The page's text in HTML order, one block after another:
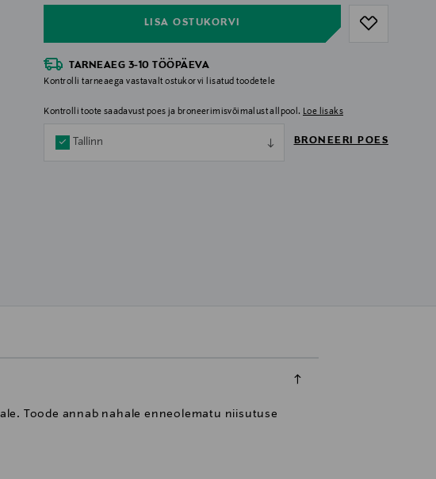
LISA OSTUKORVI
TARNEAEG 3-10 TÖÖPÄEVA
Kontrolli tarneaega vastavalt ostukorvi lisatud toodetele
Kontrolli toote saadavust poes ja broneerimisvõimalust allpool. Loe lisaks
Tallinn BRONEERI POES
Toode annab nahale enneolematu niisutuse